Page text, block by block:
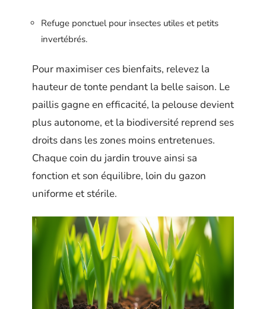
Refuge ponctuel pour insectes utiles et petits
invertébrés.
Pour maximiser ces bienfaits, relevez la
hauteur de tonte pendant la belle saison. Le
paillis gagne en efficacité, la pelouse devient
plus autonome, et la biodiversité reprend ses
droits dans les zones moins entretenues.
Chaque coin du jardin trouve ainsi sa
fonction et son équilibre, loin du gazon
uniforme et stérile.